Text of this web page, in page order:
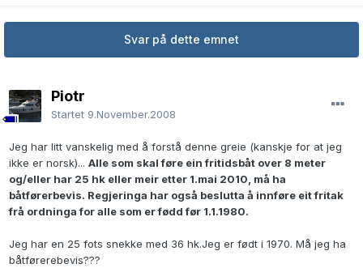
Svar på dette emnet
Piotr
Startet 9.November.2008
Jeg har litt vanskelig med å forstå denne greie (kanskje for at jeg
ikke er norsk)... Alle som skal føre ein fritidsbåt over 8 meter
og/eller har 25 hk eller meir etter 1.mai 2010, må ha
båtførerbevis. Regjeringa har også beslutta å innføre eit fritak
frå ordninga for alle som er fødd før 1.1.1980.
Jeg har en 25 fots snekke med 36 hk.Jeg er født i 1970. Må jeg ha
båtførerebevis???